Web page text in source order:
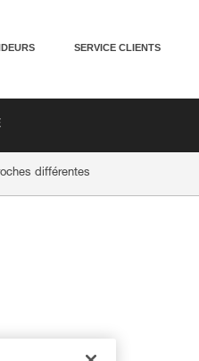
SERVICE CLIENTS
différentes